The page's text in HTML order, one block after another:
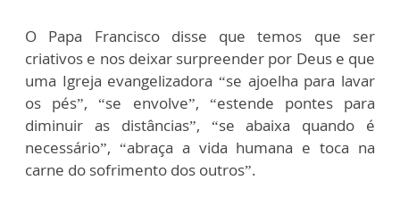
O Papa Francisco disse que temos que ser
criativos e nos deixar surpreender por Deus e que
uma Igreja evangelizadora “se ajoelha para lavar
os pés”, “se envolve”, “estende pontes para
diminuir as distâncias”, “se abaixa quando é
necessário”, “abraça a vida humana e toca na
carne do sofrimento dos outros”.